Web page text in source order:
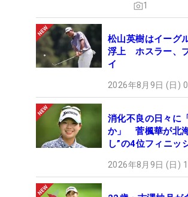
1
松山英樹はイーグ
浮上 ホスラー、
イ
2026年8月9日 (日)
消化不良の日々に
か」 菅楓華が北
し”の4位フィニッ
2026年8月9日 (日)